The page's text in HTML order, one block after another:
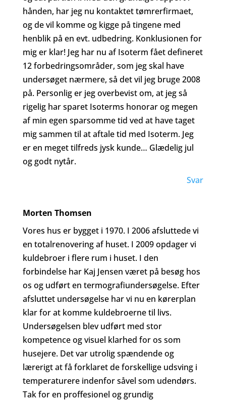
hånden, har jeg nu kontaktet tømrerfirmaet,
og de vil komme og kigge på tingene med
henblik på en evt. udbedring. Konklusionen for
mig er klar! Jeg har nu af Isoterm fået defineret
12 forbedringsområder, som jeg skal have
undersøget nærmere, så det vil jeg bruge 2008
på. Personlig er jeg overbevist om, at jeg så
rigelig har sparet Isoterms honorar og megen
af min egen sparsomme tid ved at have taget
mig sammen til at aftale tid med Isoterm. Jeg
er en meget tilfreds jysk kunde… Glædelig jul
og godt nytår.
Svar
Morten Thomsen
Vores hus er bygget i 1970. I 2006 afsluttede vi
en totalrenovering af huset. I 2009 opdager vi
kuldebroer i flere rum i huset. I den
forbindelse har Kaj Jensen været på besøg hos
os og udført en termografiundersøgelse. Efter
afsluttet undersøgelse har vi nu en kørerplan
klar for at komme kuldebroerne til livs.
Undersøgelsen blev udført med stor
kompetence og visuel klarhed for os som
husejere. Det var utrolig spændende og
lærerigt at få forklaret de forskellige udsving i
temperaturere indenfor såvel som udendørs.
Tak for en proffesionel og grundig